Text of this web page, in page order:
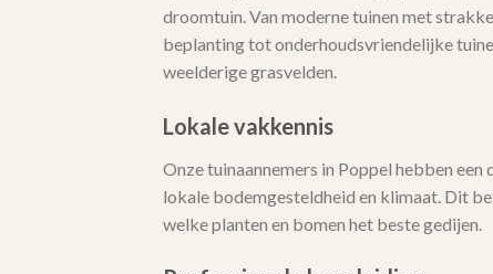
droomtuin. Van moderne tuinen met
beplanting tot onderhoudsvriendelijke
weelderige grasvelden.
Lokale vakkennis
Onze tuinaannemers in Poppel hebben een
lokale bodemgesteldheid en klimaat. Dit
welke planten en bomen het beste gedijen.